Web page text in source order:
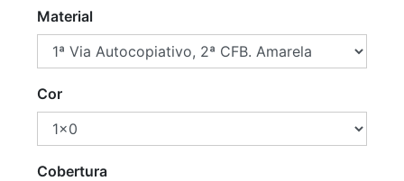
Material
Cor
Cobertura